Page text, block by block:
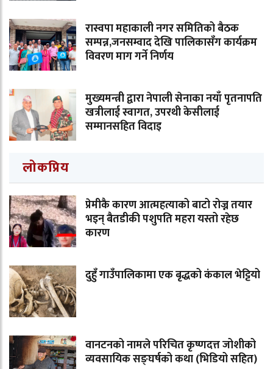
रास्वपा महाकाली नगर समितिको बैठक
सम्पन्न,जनसम्वाद देखि पालिकासँग कार्यक्रम
विवरण माग गर्ने निर्णय
मुख्यमन्त्री द्वारा नेपाली सेनाका नयाँ पृतनापति
खत्रीलाई स्वागत, उपरथी केसीलाई
सम्मानसहित विदाइ
लोकप्रिय
प्रेमीकै कारण आत्महत्याको बाटो रोज्न तयार
भइन् बैतडीकी पशुपति महरा यस्तो रहेछ
कारण
दुहुँ गाउँपालिकामा एक बृद्धको कंकाल भेट्टियो
वानटनको नामले परिचित कृष्णदत्त जोशीको
व्यवसायिक सङ्घर्षको कथा (भिडियो सहित)